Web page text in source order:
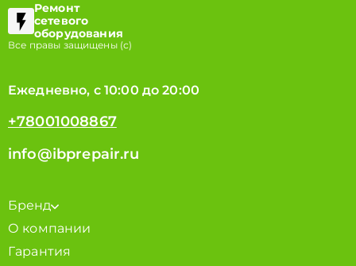
Ремонт
сетевого
оборудования
Все правы защищены (с)
Ежедневно, с 10:00 до 20:00
+78001008867
info@ibprepair.ru
Бренд
О компании
Гарантия